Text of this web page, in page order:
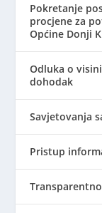
Pokretanje
procjene za
Općine Donji
Odluka o
dohodak
Savjetovanja
Pristup